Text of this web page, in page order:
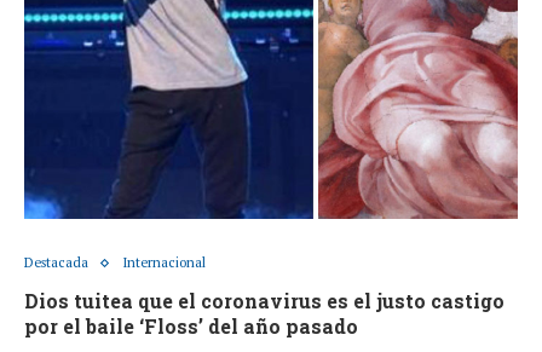
Destacada Internacional
Dios tuitea que el coronavirus es el justo castigo
por el baile ‘Floss’ del año pasado